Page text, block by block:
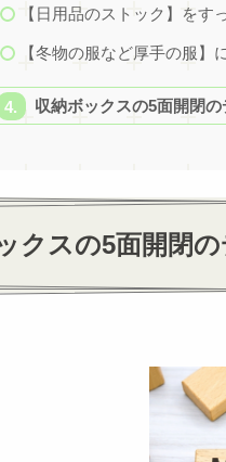
【日用品のストック】をす
【冬物の服など厚手の服】
収納ボックスの5面開閉
クスの5面開閉